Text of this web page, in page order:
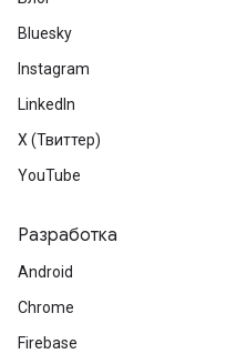
Bluesky
Instagram
LinkedIn
X (Твиттер)
YouTube
Разработка
Android
Chrome
Firebase